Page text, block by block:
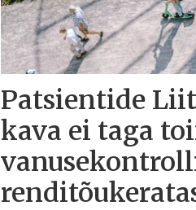
Patsientide
kava ei taga